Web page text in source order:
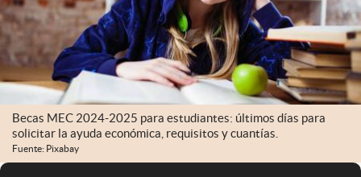
Becas MEC 2024-2025 para estudiantes: últimos días para
solicitar la ayuda económica, requisitos y cuantías.
Fuente: Pixabay